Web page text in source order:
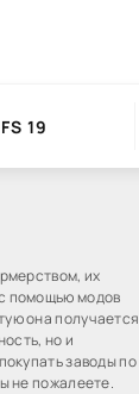
19
их
помощью модов
она получается
но и
заводы по
не пожалеете.